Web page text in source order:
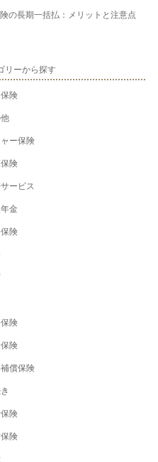
の長期一括払：メリットと注意点
リーから探す
険
ー保険
険
ービス
金
険
険
険
償保険
険
険